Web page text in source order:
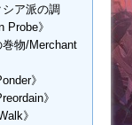
ア派の調
Probe》
巻物/Merchant
》
》
》